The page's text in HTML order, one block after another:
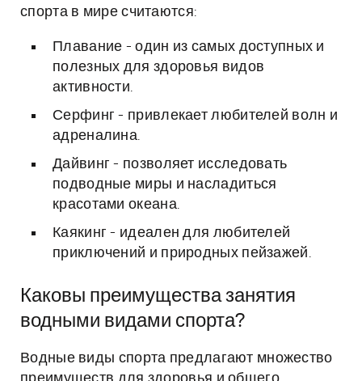
спорта в мире считаются:
Плавание - один из самых доступных и
полезных для здоровья видов
активности.
Серфинг - привлекает любителей волн и
адреналина.
Дайвинг - позволяет исследовать
подводные миры и насладиться
красотами океана.
Каякинг - идеален для любителей
приключений и природных пейзажей.
Каковы преимущества занятия
водными видами спорта?
Водные виды спорта предлагают множество